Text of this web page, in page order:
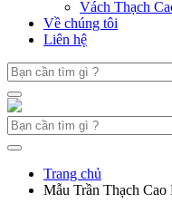
Vách Thạch
Về chúng tôi
Liên hệ
Trang chủ
Mẫu Trần Thạch